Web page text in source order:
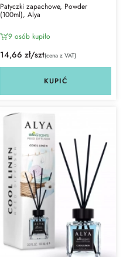
Patyczki zapachowe, Powder
(100ml), Alya
9 osób kupiło
14,66 zł/szt(cena z VAT)
KUPIĆ